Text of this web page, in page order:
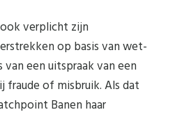
verplicht zijn
op basis van wet-
een uitspraak van een
of misbruik. Als dat
Banen haar